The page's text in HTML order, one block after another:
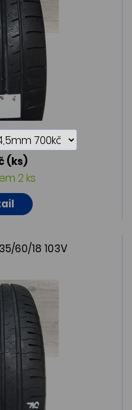
(ks)
2 ks
60/18 103V